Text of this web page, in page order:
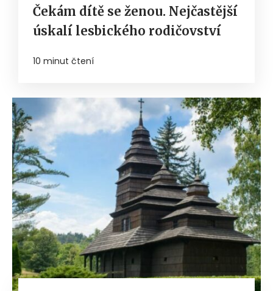
Čekám dítě se ženou. Nejčastější
úskalí lesbického rodičovství
10 minut čtení